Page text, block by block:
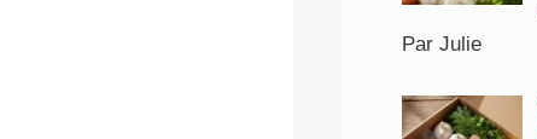
Par Julie